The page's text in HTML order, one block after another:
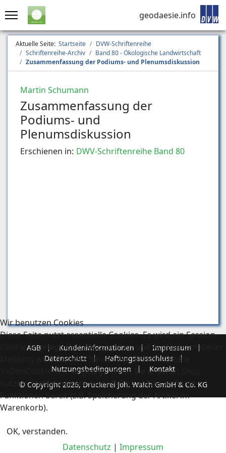
geodaesie.info
Aktuelle Seite: Startseite
DVW-Schriftenreihe
Schriftenreihe-Archiv
Band 80 - Ökologische Landwirtschaft
Zusammenfassung der Podiums- und Plenumsdiskussion
Martin Schumann
Zusammenfassung der
Podiums- und
Plenumsdiskussion
Erschienen in: DWV-Schriftenreihe Band 80
AGB Kundeninformationen
Impressum
Datenschutz
Haftungsausschluss
Nutzungsbedingungen
Kontakt
© Copyright 2026, Druckerei Joh. Walch GmbH & Co. KG
Wir benutzen Cookies
Diese Seite nutzt essentielle Cookies. Es wird ein Session-
Cookie angelegt. Beim Akzeptieren und Ausblenden dieser
Meldung wird darüber hinaus der Session-Cookie
'reDimCookieHint' angelegt. Wenn Sie unseren Shop
nutzen, stellen weitere essentielle Cookies wichtige
Funktionen bereit (z.B. Speicherung der Artikel im
Warenkorb).
OK, verstanden.
Datenschutz | Impressum